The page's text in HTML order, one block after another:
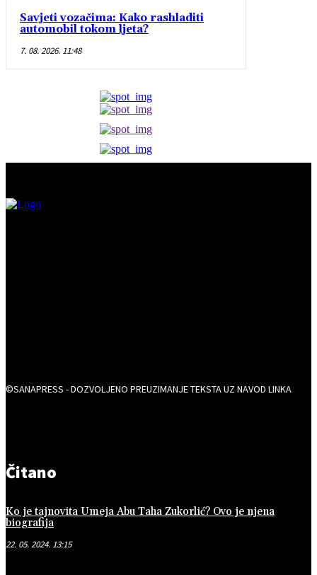
Savjeti vozačima: Kako rashladiti
automobil tokom ljeta?
7. 08. 2026. 11:48
©SANAPRESS - DOZVOLJENO PREUZIMANJE TEKSTA UZ NAVOD LINKA
Čitano
Ko je tajnovita Umeja Abu Taha Zukorlić? Ovo je njena
biografija
22. 05. 2024. 13:15